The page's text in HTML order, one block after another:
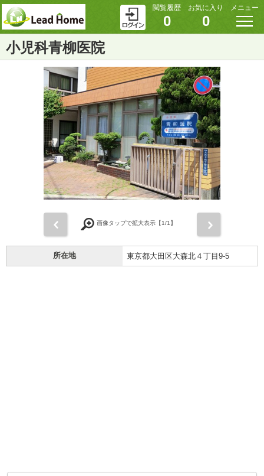
閲覧履歴
0
お気に入り
0
メニュー
小児科青柳医院
画像タップで拡大表示【1/1】
所在地 東京都大田区大森北４丁目9-5